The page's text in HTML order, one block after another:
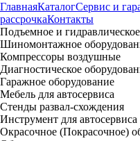
ГлавнаяКаталогСервис и
рассрочкаКонтакты
Подъемное и
Шиномонтажное
Компрессоры воздушные
Диагностическое
Гаражное оборудование
Мебель для автосервиса
Стенды развал-схождения
Инструмент для автосервиса
Окрасочное (Покрасочное)